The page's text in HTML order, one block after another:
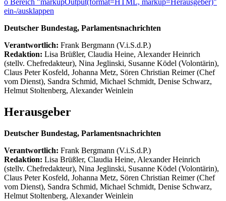
ö Bereich "markupOutput(format=HTML, markup=Herausgeber)"
ein-/ausklappen
Deutscher Bundestag, Parlamentsnachrichten
Verantwortlich: Frank Bergmann (V.i.S.d.P.)
Redaktion: Lisa Brüßler, Claudia Heine, Alexander Heinrich
(stellv. Chefredakteur), Nina Jeglinski, Susanne Ködel (Volontärin),
Claus Peter Kosfeld, Johanna Metz, Sören Christian Reimer (Chef
vom Dienst), Sandra Schmid, Michael Schmidt, Denise Schwarz,
Helmut Stoltenberg, Alexander Weinlein
Herausgeber
Deutscher Bundestag, Parlamentsnachrichten
Verantwortlich: Frank Bergmann (V.i.S.d.P.)
Redaktion: Lisa Brüßler, Claudia Heine, Alexander Heinrich
(stellv. Chefredakteur), Nina Jeglinski, Susanne Ködel (Volontärin),
Claus Peter Kosfeld, Johanna Metz, Sören Christian Reimer (Chef
vom Dienst), Sandra Schmid, Michael Schmidt, Denise Schwarz,
Helmut Stoltenberg, Alexander Weinlein